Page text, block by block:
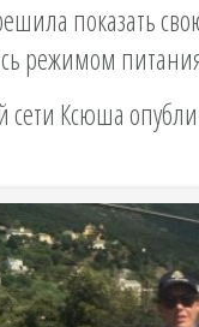
показать
режимом
сети Ксюша